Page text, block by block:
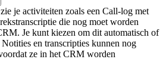
je activiteiten zoals een Call-log met
die nog moet worden
Je kunt kiezen om dit automatisch of
en transcripties kunnen nog
ze in het CRM worden